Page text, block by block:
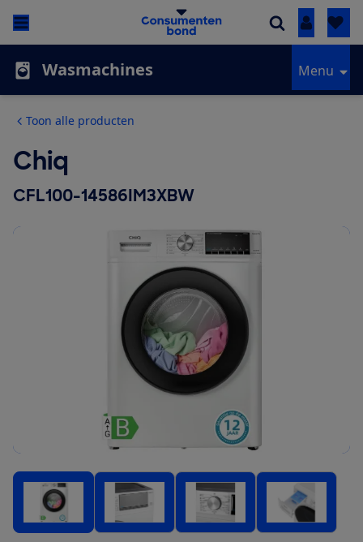
Inloggen
Wasmachines Menu
Toon alle producten
Chiq
CFL100-14586IM3XBW